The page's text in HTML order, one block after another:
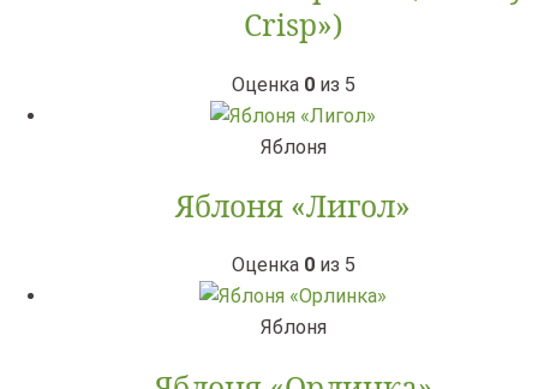
Crisp»)
Оценка 0из 5
Яблоня
Яблоня «Лигол»
Оценка 0из 5
Яблоня